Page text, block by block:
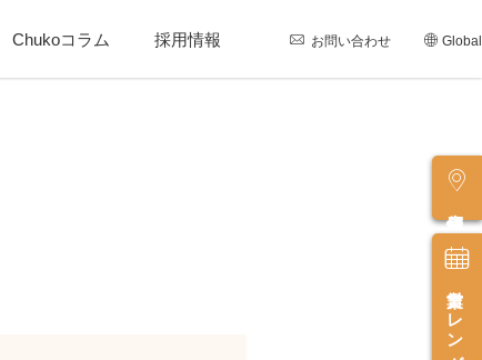
Chukoコラム 採用情報 お問い合わせ Global
営業カレンダー